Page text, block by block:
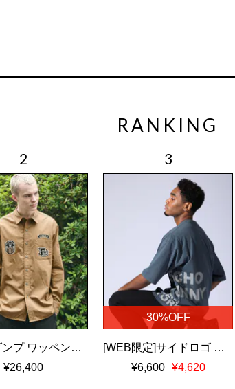
RANKING
ツイルダンプ ワッペン刺繍ワッシャーシャツ
¥26,400
30%OFF
[WEB限定]サイドロゴ ビッグシルエット Tシャツ
¥6,600
¥4,620